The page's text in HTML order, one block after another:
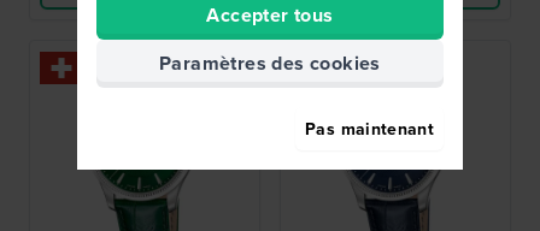
Accepter tous
Paramètres des cookies
Pas maintenant